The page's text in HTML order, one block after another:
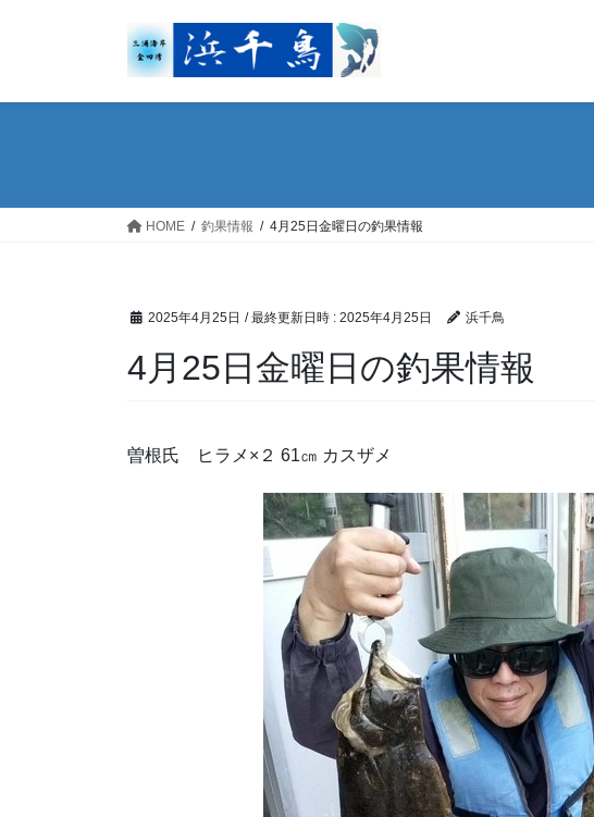
HOME 釣果情報 4月25日金曜日の釣果情報
2025年4月25日 / 最終更新日時 : 2025年4月25日 浜千鳥
4月25日金曜日の釣果情報
曽根氏 ヒラメ×２ 61㎝ カスザメ